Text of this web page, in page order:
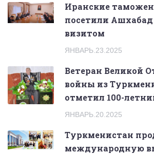
Иранские
посетили
визитом
ЯНВАРЬ.23.2025
Ветеран Великой
войны из
отметил 100-
ЯНВАРЬ.20.2025
Туркменистан
международную